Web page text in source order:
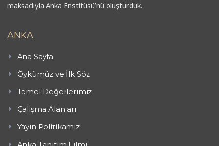
maksadıyla Anka Enstitüsü’nü oluşturduk.
ANKA
Ana Sayfa
Öykümüz ve İlk Söz
Temel Değerlerimiz
Çalışma Alanları
Yayın Politikamız